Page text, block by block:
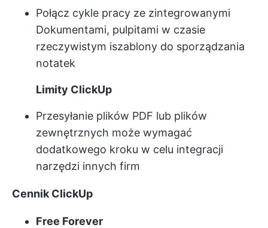
Połącz cykle pracy ze zintegrowanymi
Dokumentami, pulpitami w czasie
rzeczywistym iszablony do sporządzania
notatek
Limity ClickUp
Przesyłanie plików PDF lub plików
zewnętrznych może wymagać
dodatkowego kroku w celu integracji
narzędzi innych firm
Cennik ClickUp
Free Forever